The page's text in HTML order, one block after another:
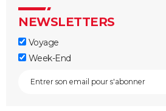
NEWSLETTERS
Voyage
Week-End